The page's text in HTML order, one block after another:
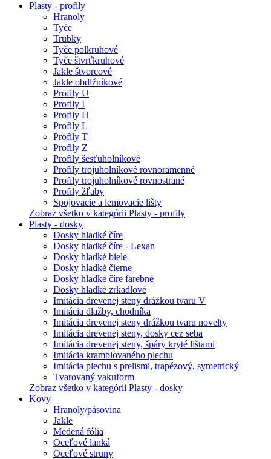
Plasty - profily
Hranoly
Tyče
Trubky
Tyče polkruhové
Tyče štvrťkruhové
Jakle štvorcové
Jakle obdlžníkové
Profily U
Profily I
Profily H
Profily L
Profily T
Profily Z
Profily šesťuholníkové
Profily trojuholníkové rovnoramenné
Profily trojuholníkové rovnostrané
Profily žľaby
Spojovacie a lemovacie lišty
Zobraz všetko v kategórii Plasty - profily
Plasty - dosky
Dosky hladké číre
Dosky hladké číre - Lexan
Dosky hladké biele
Dosky hladké čierne
Dosky hladké číre farebné
Dosky hladké zrkadlové
Imitácia drevenej steny drážkou tvaru V
Imitácia dlažby, chodníka
Imitácia drevenej steny drážkou tvaru novelty
Imitácia drevenej steny, dosky cez seba
Imitácia drevenej steny, špáry kryté lištami
Imitácia kramblovaného plechu
Imitácia plechu s prelismi, trapézový, symetrický
Tvarovaný vakuform
Zobraz všetko v kategórii Plasty - dosky
Kovy
Hranoly/pásovina
Jakle
Medená fólia
Oceľové lanká
Oceľové struny